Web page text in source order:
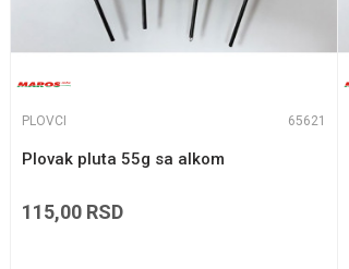
PLOVCI 65621
Plovak pluta 55g sa alkom
115,00 RSD